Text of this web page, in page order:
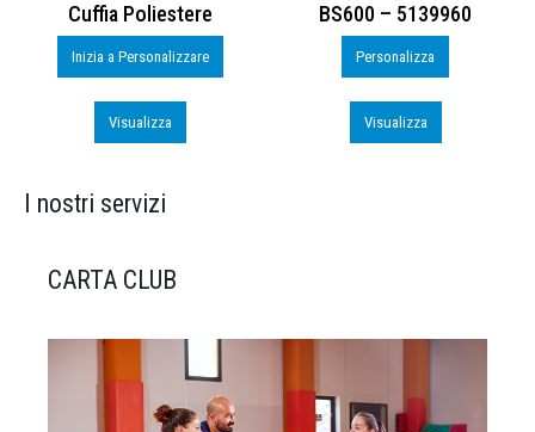
Cuffia Poliestere
Inizia a Personalizzare
Visualizza
BS600 – 5139960
Personalizza
Visualizza
I nostri servizi
CARTA CLUB